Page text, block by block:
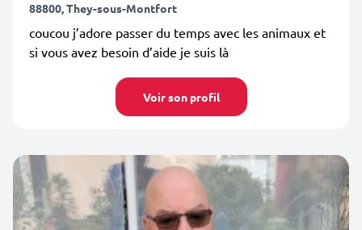
88800, They-sous-Montfort
coucou j’adore passer du temps avec les animaux et
si vous avez besoin d’aide je suis là
Voir son profil